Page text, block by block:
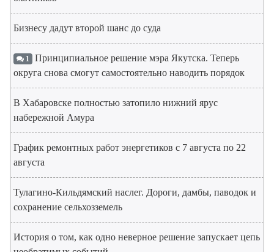
Бизнесу дадут второй шанс до суда
1 Принципиальное решение мэра Якутска. Теперь
округа снова смогут самостоятельно наводить порядок
В Хабаровске полностью затопило нижний ярус
набережной Амура
График ремонтных работ энергетиков с 7 августа по 22
августа
Тулагино-Кильдямский наслег. Дороги, дамбы, паводок и
сохранение сельхозземель
История о том, как одно неверное решение запускает цепь